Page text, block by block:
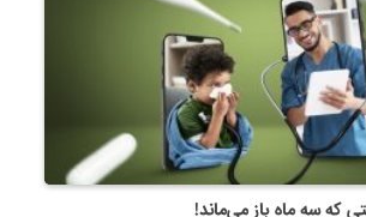
که سه ماه باز می‌ماند!